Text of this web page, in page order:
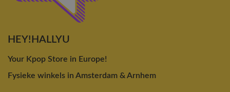
HEY!HALLYU
Your Kpop Store in Europe!
Fysieke winkels in Amsterdam & Arnhem